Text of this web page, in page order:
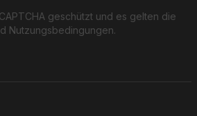
geschützt und es gelten die
Nutzungsbedingungen.